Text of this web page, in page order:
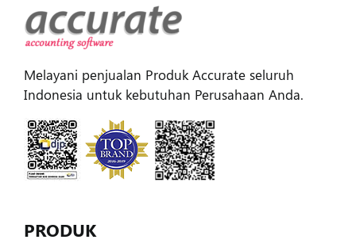
Melayani penjualan Produk Accurate seluruh
Indonesia untuk kebutuhan Perusahaan Anda.
PRODUK